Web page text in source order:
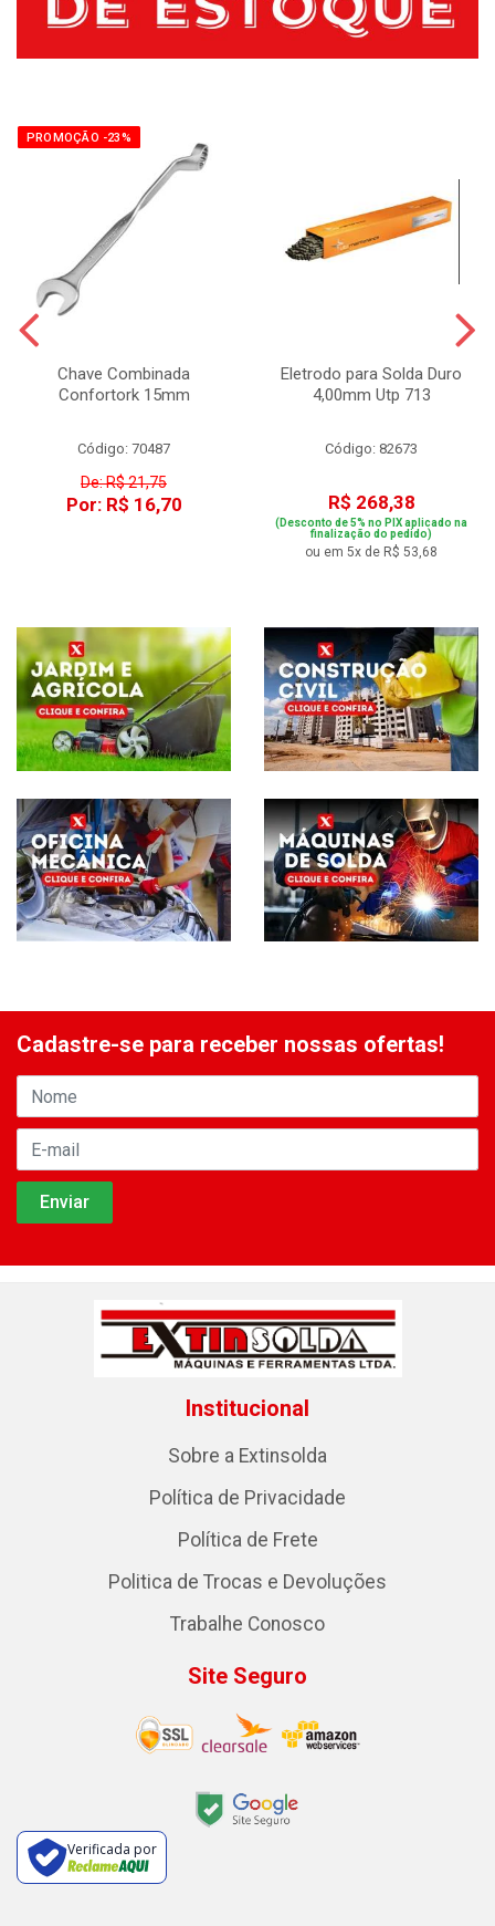
PROMOÇÃO -23%
Chave Combinada
Confortork 15mm
Código: 70487
De: R$ 21,75
Por: R$ 16,70
Eletrodo para Solda Duro
4,00mm Utp 713
Código: 82673
R$ 268,38
(Desconto de 5% no PIX aplicado na
finalização do pedido)
ou em 5x de R$ 53,68
Cadastre-se para receber nossas ofertas!
Institucional
Sobre a Extinsolda
Política de Privacidade
Política de Frete
Politica de Trocas e Devoluções
Trabalhe Conosco
Site Seguro
Verificada por